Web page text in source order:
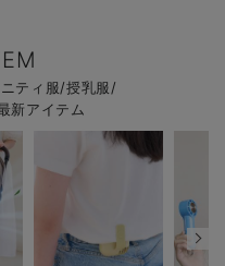
ティ服/授乳服/
新アイテム